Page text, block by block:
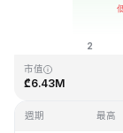
最近更新時間：2026-
市值
₾6.43M
週期 最高